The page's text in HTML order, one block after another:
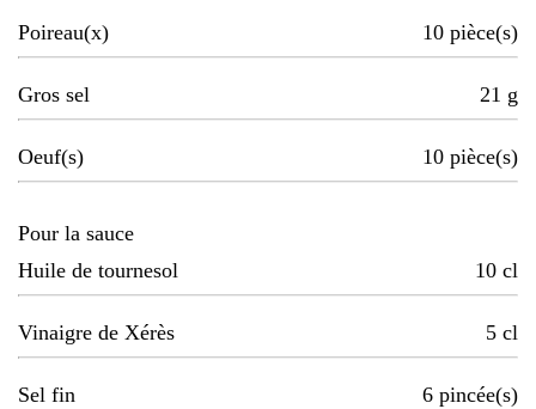
Poireau(x) 10 pièce(s)
Gros sel 21 g
Oeuf(s) 10 pièce(s)
Pour la sauce
Huile de tournesol
10 cl
Vinaigre de Xérès 5 cl
Sel fin 6 pincée(s)